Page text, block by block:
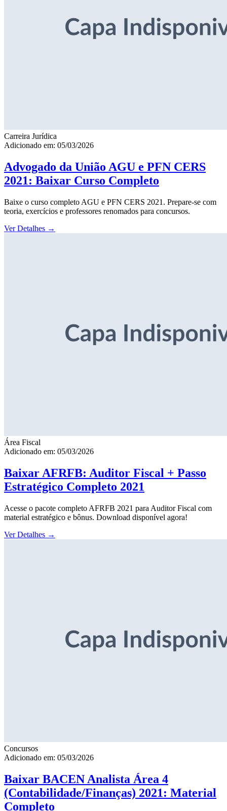
Carreira Jurídica
Adicionado em: 05/03/2026
Advogado da União AGU e PFN CERS
2021: Baixar Curso Completo
Baixe o curso completo AGU e PFN CERS 2021. Prepare-se com
teoria, exercícios e professores renomados para concursos.
Ver Detalhes →
Área Fiscal
Adicionado em: 05/03/2026
Baixar AFRFB: Auditor Fiscal + Passo
Estratégico Completo 2021
Acesse o pacote completo AFRFB 2021 para Auditor Fiscal com
material estratégico e bônus. Download disponível agora!
Ver Detalhes →
Concursos
Adicionado em: 05/03/2026
Baixar BACEN Analista Área 4
(Contabilidade/Finanças) 2021: Material
Completo